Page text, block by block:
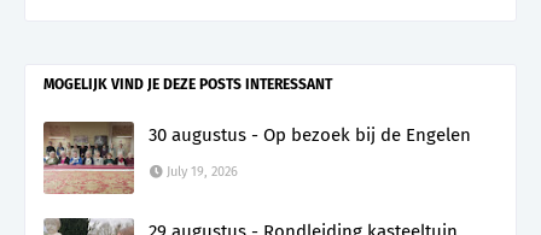
MOGELIJK VIND JE DEZE POSTS INTERESSANT
30 augustus - Op bezoek bij de Engelen
July 19, 2026